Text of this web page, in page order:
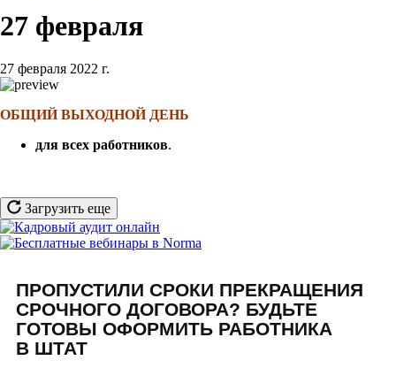
27 февраля
27 февраля 2022 г.
ОБЩИЙ ВЫХОДНОЙ ДЕНЬ
для всех работников.
Загрузить еще
ПРОПУСТИЛИ СРОКИ ПРЕКРАЩЕНИЯ
СРОЧНОГО ДОГОВОРА? БУДЬТЕ
ГОТОВЫ ОФОРМИТЬ РАБОТНИКА
В ШТАТ